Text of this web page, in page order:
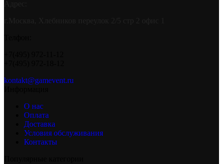
kontakt@gamevent.ru
О нас
Оплата
Доставка
Условия обслуживания
Контакты